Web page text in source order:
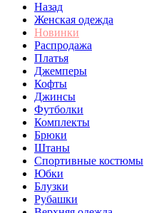
Назад
Женская одежда
Новинки
Распродажа
Платья
Джемперы
Кофты
Джинсы
Футболки
Комплекты
Брюки
Штаны
Спортивные костюмы
Юбки
Блузки
Рубашки